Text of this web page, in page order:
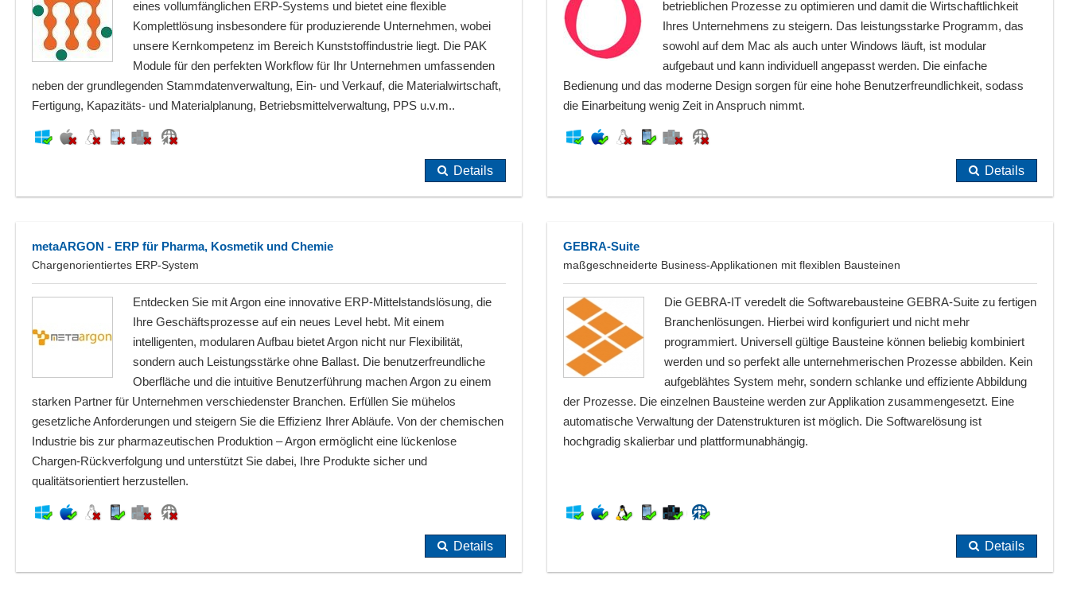
eines vollumfänglichen ERP-Systems und bietet eine flexible
Komplettlösung insbesondere für produzierende Unternehmen, wobei
unsere Kernkompetenz im Bereich Kunststoffindustrie liegt. Die PAK
Module für den perfekten Workflow für Ihr Unternehmen umfassenden
neben der grundlegenden Stammdatenverwaltung, Ein- und Verkauf, die Materialwirtschaft,
Fertigung, Kapazitäts- und Materialplanung, Betriebsmittelverwaltung, PPS u.v.m..
Details
betrieblichen Prozesse zu optimieren und damit die Wirtschaftlichkeit
Ihres Unternehmens zu steigern. Das leistungsstarke Programm, das
sowohl auf dem Mac als auch unter Windows läuft, ist modular
aufgebaut und kann individuell angepasst werden. Die einfache
Bedienung und das moderne Design sorgen für eine hohe Benutzerfreundlichkeit, sodass
die Einarbeitung wenig Zeit in Anspruch nimmt.
Details
metaARGON - ERP für Pharma, Kosmetik und Chemie
Chargenorientiertes ERP-System
Entdecken Sie mit Argon eine innovative ERP-Mittelstandslösung, die
Ihre Geschäftsprozesse auf ein neues Level hebt. Mit einem
intelligenten, modularen Aufbau bietet Argon nicht nur Flexibilität,
sondern auch Leistungsstärke ohne Ballast. Die benutzerfreundliche
Oberfläche und die intuitive Benutzerführung machen Argon zu einem
starken Partner für Unternehmen verschiedenster Branchen. Erfüllen Sie mühelos
gesetzliche Anforderungen und steigern Sie die Effizienz Ihrer Abläufe. Von der chemischen
Industrie bis zur pharmazeutischen Produktion – Argon ermöglicht eine lückenlose
Chargen-Rückverfolgung und unterstützt Sie dabei, Ihre Produkte sicher und
qualitätsorientiert herzustellen.
Details
GEBRA-Suite
maßgeschneiderte Business-Applikationen mit flexiblen Bausteinen
Die GEBRA-IT veredelt die Softwarebausteine GEBRA-Suite zu fertigen
Branchenlösungen. Hierbei wird konfiguriert und nicht mehr
programmiert. Universell gültige Bausteine können beliebig kombiniert
werden und so perfekt alle unternehmerischen Prozesse abbilden. Kein
aufgeblähtes System mehr, sondern schlanke und effiziente Abbildung
der Prozesse. Die einzelnen Bausteine werden zur Applikation zusammengesetzt. Eine
automatische Verwaltung der Datenstrukturen ist möglich. Die Softwarelösung ist
hochgradig skalierbar und plattformunabhängig.
Details